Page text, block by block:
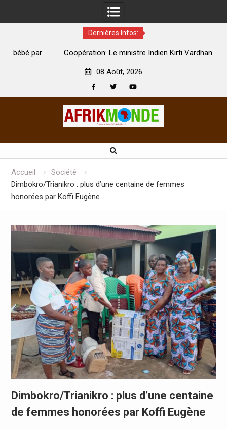
Dernières Infos:
Coopération: Le ministre Indien Kirti Vardhan Singh à
08 Août, 2026
Accueil
Société
Dimbokro/Trianikro : plus d’une centaine de femmes
honorées par Koffi Eugène
Dimbokro/Trianikro : plus d’une centaine
de femmes honorées par Koffi Eugène